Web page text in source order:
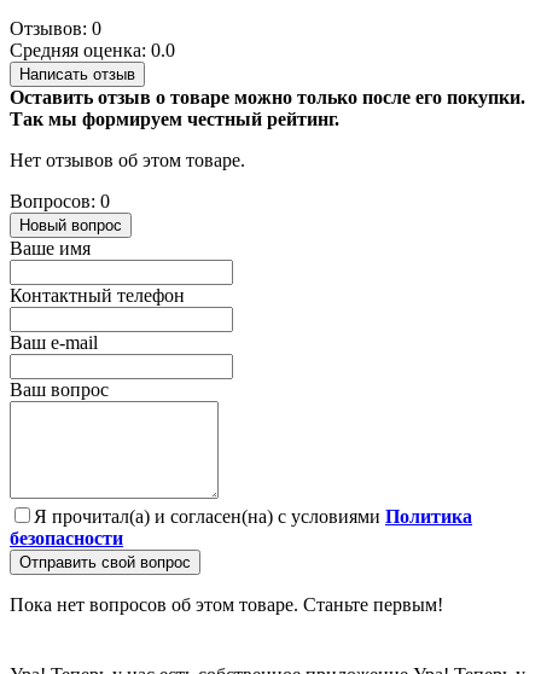
Отзывов: 0
Средняя оценка: 0.0
Написать отзыв
Оставить отзыв о товаре можно только после его покупки.
Так мы формируем честный рейтинг.
Нет отзывов об этом товаре.
Вопросов: 0
Новый вопрос
Ваше имя
Контактный телефон
Ваш e-mail
Ваш вопрос
Я прочитал(а) и согласен(на) с условиями Политика
безопасности
Отправить свой вопрос
Пока нет вопросов об этом товаре. Станьте первым!